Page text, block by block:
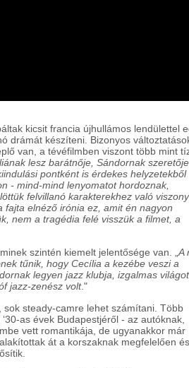
kicsit francia újhullámos lendülettel
drámát készíteni. Bizonyos
van, a tévéfilmben viszont több mint
lesz barátnője, Sándornak
pontként is érdekes helyzetekből
- mind-mind lenyomatot hordoznak,
felvillanó karakterekhez való
fajta elnéző irónia ez, amit én nagyon
nem a tragédia felé visszük a filmet, a
szintén kiemelt jelentősége van. „ A
tűnik, hogy Cecília a kezébe veszi a
legyen jazz klubja, izgalmas
jazz-zenész volt."
steady-camre lehet számítani. Több
as évek Budapestjéről - az autóknak,
vett romantikája, de ugyanakkor már
át a korszaknak megfelelően és